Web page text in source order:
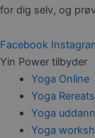
for dig selv, og
Facebook
Yin Power tilbyder
Yoga Online
Yoga Rereats
Yoga
Yoga